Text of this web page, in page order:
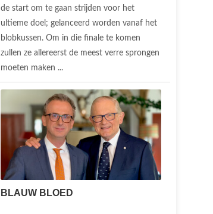
de start om te gaan strijden voor het
ultieme doel; gelanceerd worden vanaf het
blobkussen. Om in die finale te komen
zullen ze allereerst de meest verre sprongen
moeten maken ...
BLAUW BLOED